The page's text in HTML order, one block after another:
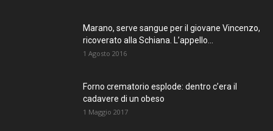
Marano, serve sangue per il giovane Vincenzo,
ricoverato alla Schiana. L’appello...
1 Agosto 2016
Forno crematorio esplode: dentro c’era il
cadavere di un obeso
1 Maggio 2017